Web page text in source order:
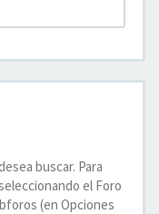
buscar. Para
el Foro
(en Opciones